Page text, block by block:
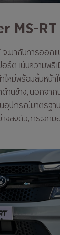
MS-
จะมากับการออก
ร์ต เน้นความพรี
ใหม่พร้อมลิ้นหน้า
านข้าง, นอกจาก
นอุปกรณ์มาตรฐา
งลงตัว, กระจกม